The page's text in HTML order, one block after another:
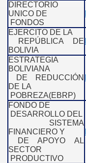
DIRECTORIO
UNICO DE
FONDOS
EJERCITO DE LA
REPÚBLICA DE
BOLIVIA
ESTRATEGIA
BOLIVIANA
DE REDUCCIÓN
DE LA
POBREZA(EBRP)
FONDO DE
DESARROLLO DEL
SISTEMA
FINANCIERO Y
DE APOYO AL
SECTOR
PRODUCTIVO